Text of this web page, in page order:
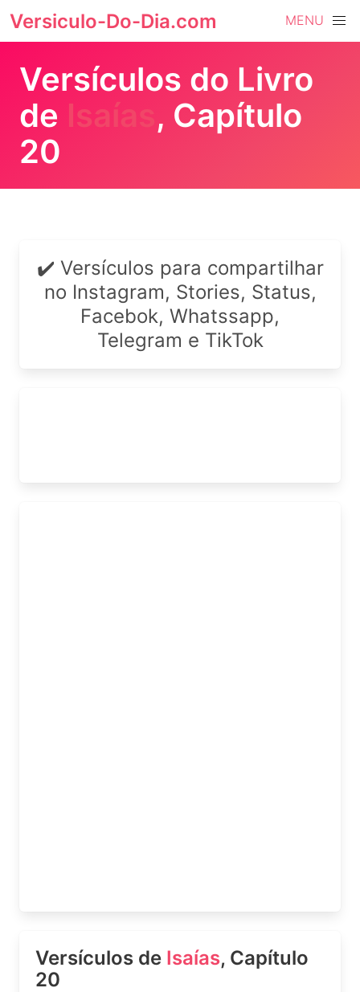
Versiculo-Do-Dia.com MENU
Versículos do Livro
de Isaías, Capítulo
20
✔️ Versículos para compartilhar
no Instagram, Stories, Status,
Facebok, Whatssapp,
Telegram e TikTok
Versículos de Isaías, Capítulo
20